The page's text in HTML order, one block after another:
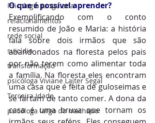
Psicologia Junguiana
relacionamentos
rede social
suicídio
transformação
psicóloga Viviane Lajter Segal
Terceira Idade
psicóloga largo do machado
O que é possível aprender?
Exemplificando com o conto
resumido de João e Maria: a história
fala sobre dois irmãos que são
abandonados na floresta pelos pais
por não terem como alimentar toda
a família. Na floresta eles encontram
uma casa que é feita de guloseimas e
se fartam de tanto comer. A dona da
casa é uma bruxa que tornam os